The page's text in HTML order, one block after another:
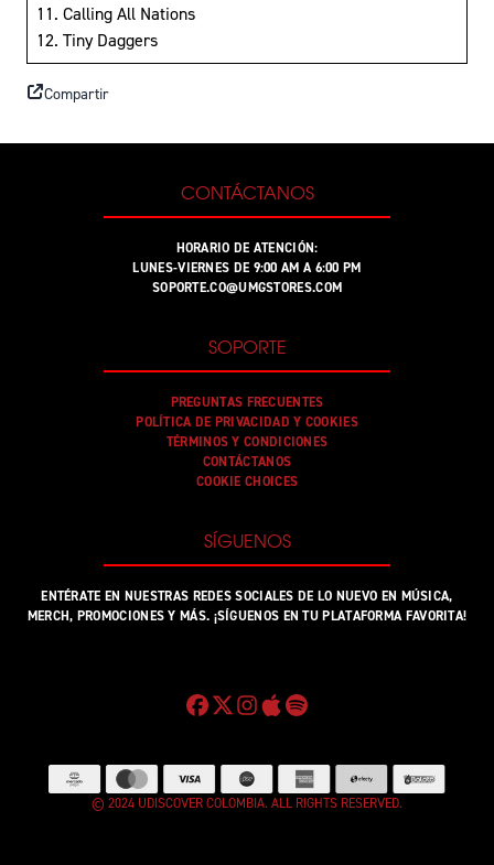
11. Calling All Nations
12. Tiny Daggers
Compartir
CONTÁCTANOS
HORARIO DE ATENCIÓN:
LUNES-VIERNES DE 9:00 AM A 6:00 PM
SOPORTE.CO@UMGSTORES.COM
SOPORTE
PREGUNTAS FRECUENTES
POLÍTICA DE PRIVACIDAD Y COOKIES
TÉRMINOS Y CONDICIONES
CONTÁCTANOS
COOKIE CHOICES
SÍGUENOS
ENTÉRATE EN NUESTRAS REDES SOCIALES DE LO NUEVO EN MÚSICA,
MERCH, PROMOCIONES Y MÁS. ¡SÍGUENOS EN TU PLATAFORMA FAVORITA!
© 2024 UDISCOVER COLOMBIA. ALL RIGHTS RESERVED.